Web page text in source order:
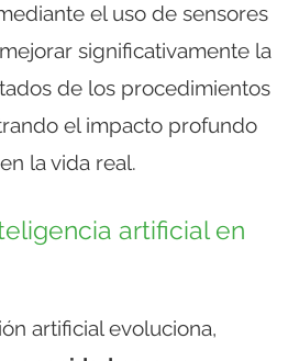
el uso de sensores
significativamente la
de los procedimientos
el impacto profundo
la vida real.
artificial en
artificial evoluciona,